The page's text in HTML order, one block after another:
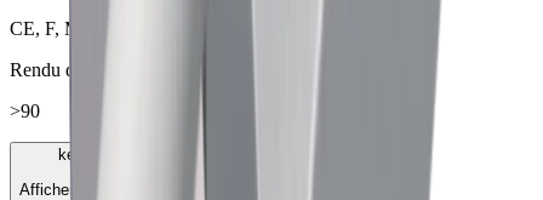
CE, F, MM
Rendu des couleurs
>90
keyboard_arrow_down
Afficher 5 autres caractéristiques